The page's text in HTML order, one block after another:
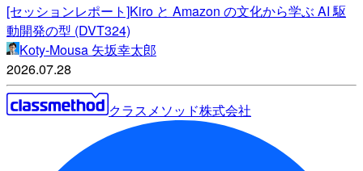
[セッションレポート]Kiro と Amazon の文化から学ぶ AI 駆
動開発の型 (DVT324)
Koty-Mousa 矢坂幸太郎
2026.07.28
クラスメソッド株式会社